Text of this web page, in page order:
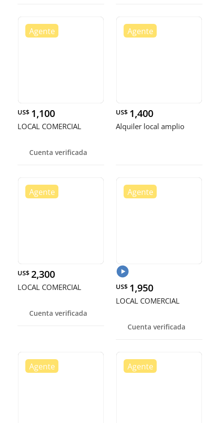
US$ 1,100
LOCAL COMERCIAL
Cuenta verificada
US$ 1,400
Alquiler local amplio
US$ 2,300
LOCAL COMERCIAL
Cuenta verificada
US$ 1,950
LOCAL COMERCIAL
Cuenta verificada